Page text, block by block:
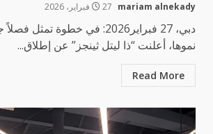
mariam alnekady 27 فبراير، 2026
دبي، 27 فبراير2026: في خطوة
نموها، أعلنت “ذا ليتل ثينجز” عن إطلاق...
Read More